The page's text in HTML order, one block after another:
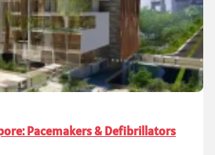
Pacemakers & Defibrillators